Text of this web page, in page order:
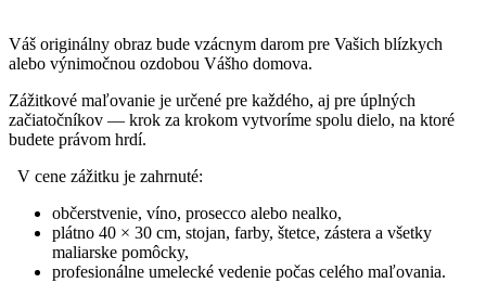
Váš originálny obraz bude vzácnym darom pre Vašich blízkych
alebo výnimočnou ozdobou Vášho domova.
Zážitkové maľovanie je určené pre každého, aj pre úplných
začiatočníkov — krok za krokom vytvoríme spolu dielo, na ktoré
budete právom hrdí.
V cene zážitku je zahrnuté:
občerstvenie, víno, prosecco alebo nealko,
plátno 40 × 30 cm, stojan, farby, štetce, zástera a všetky
maliarske pomôcky,
profesionálne umelecké vedenie počas celého maľovania.